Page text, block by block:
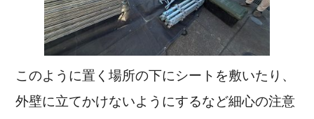
このように置く場所の下にシートを敷いたり、
外壁に立てかけないようにするなど細心の注意